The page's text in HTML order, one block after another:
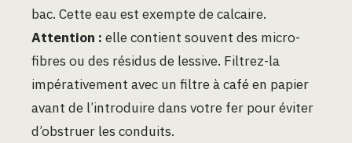
bac. Cette eau est exempte de calcaire.
Attention : elle contient souvent des micro-
fibres ou des résidus de lessive. Filtrez-la
impérativement avec un filtre à café en papier
avant de l’introduire dans votre fer pour éviter
d’obstruer les conduits.